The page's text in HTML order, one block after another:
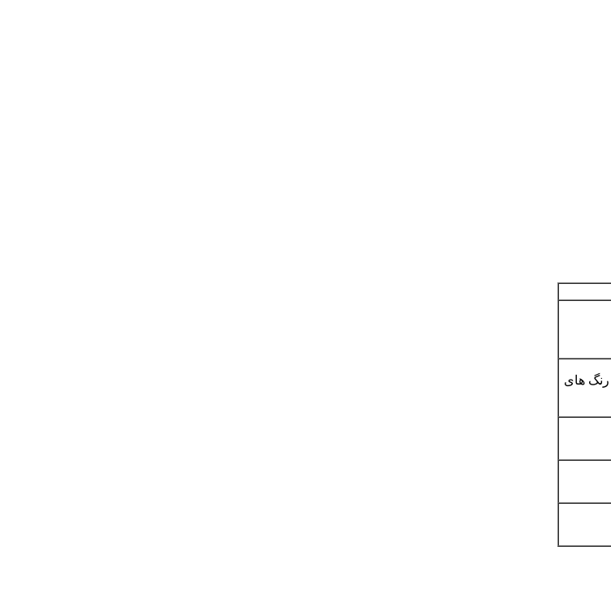
ساتن نیکل، جلا کروم، از جنس کروم، خار نیکل، روغن مالیده Bronzeand رنگ های